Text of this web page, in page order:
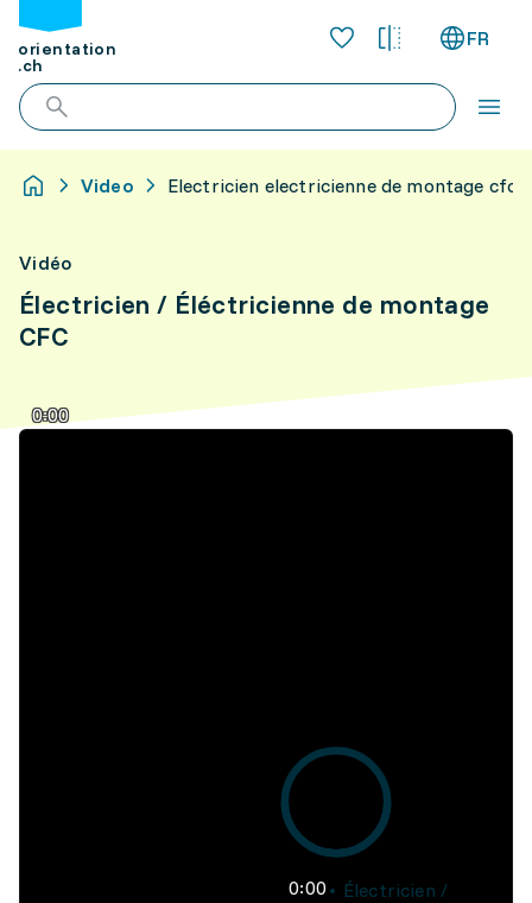
orientation
.ch
FR
Video Electricien electricienne de montage cfc
Vidéo
Électricien / Éléctricienne de montage
CFC
0:00
0:00
Électricien /